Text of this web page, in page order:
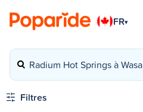
FR▾
Radium Hot Springs à Wasa
Filtres